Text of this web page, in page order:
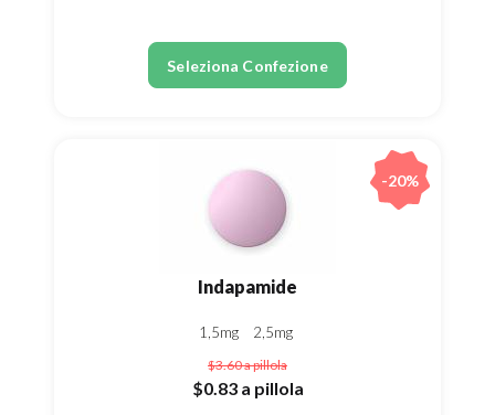
Seleziona Confezione
Indapamide
1,5mg 2,5mg
$3.60a pillola
$0.83 a pillola
-20%